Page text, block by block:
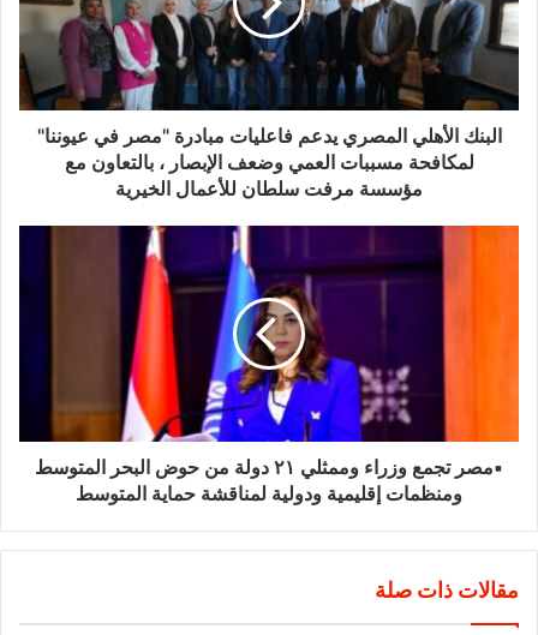
البنك الأهلي المصري يدعم فاعليات مبادرة "مصر في عيوننا"
لمكافحة مسببات العمي وضعف الإبصار ، بالتعاون مع
مؤسسة مرفت سلطان للأعمال الخيرية
▪︎مصر تجمع وزراء وممثلي ٢١ دولة من حوض البحر المتوسط
ومنظمات إقليمية ودولية لمناقشة حماية المتوسط
مقالات ذات صلة